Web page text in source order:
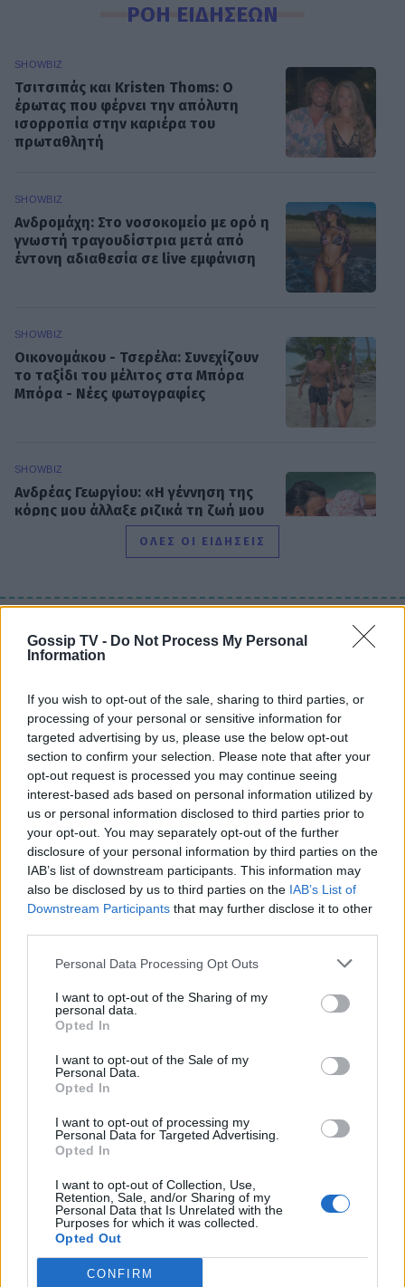
Gossip TV - Do Not Process My Personal
Information
If you wish to opt-out of the sale, sharing to third parties, or
processing of your personal or sensitive information for
targeted advertising by us, please use the below opt-out
section to confirm your selection. Please note that after your
opt-out request is processed you may continue seeing
interest-based ads based on personal information utilized by
us or personal information disclosed to third parties prior to
your opt-out. You may separately opt-out of the further
disclosure of your personal information by third parties on the
IAB’s list of downstream participants. This information may
also be disclosed by us to third parties on the IAB’s List of
Downstream Participants that may further disclose it to other
Personal Data Processing Opt Outs
I want to opt-out of the Sharing of my
personal data.
Opted In
I want to opt-out of the Sale of my
Personal Data.
Opted In
I want to opt-out of processing my
Personal Data for Targeted Advertising.
Opted In
I want to opt-out of Collection, Use,
Retention, Sale, and/or Sharing of my
Personal Data that Is Unrelated with the
Purposes for which it was collected.
Opted Out
CONFIRM
ΡΟΗ ΕΙΔΗΣΕΩΝ
SHOWBIZ
Τσιτσιπάς και Kristen Thoms: Ο
έρωτας που φέρνει την απόλυτη
ισορροπία στην καριέρα του
πρωταθλητή
SHOWBIZ
Ανδρομάχη: Στο νοσοκομείο με ορό η
γνωστή τραγουδίστρια μετά από
έντονη αδιαθεσία σε live εμφάνιση
SHOWBIZ
Οικονομάκου - Τσερέλα: Συνεχίζουν
το ταξίδι του μέλιτος στα Μπόρα
Μπόρα - Νέες φωτογραφίες
SHOWBIZ
Ανδρέας Γεωργίου: «Η γέννηση της
κόρης μου άλλαξε ριζικά τη ζωή μου
και με αναδιαμόρφωσε ως
GOSSIP SPECIALS
ρόλοι και οι πληγές του ανθρώπου
πίσω από τον μεγάλο πρωταγωνιστή
SHOWBIZ
Μάντυ Λάμπου: Πώς είναι και πού
βρίσκεται σήμερα η πρώτη
παρουσιάστρια του «Ok» στο MAD
SHOWBIZ
Ρίκα Διαλυνά: Η διεθνής Ελληνίδα
που κατέκτησε τα πλατό, τα
καλλιστεία και τις καρδιές μας
GOSSIP SPECIALS
8 Αυγούστου 2017: Σαν σήμερα
Αρλέτας
δημοσιογράφος που τραγουδάει...» -
Η συνεργασία με τον Σαββιδάκη
ΟΛΕΣ ΟΙ ΕΙΔΗΣΕΙΣ
DPG NETWORK
πραγματογνώμονα για το σφοδρό δυστύχημα